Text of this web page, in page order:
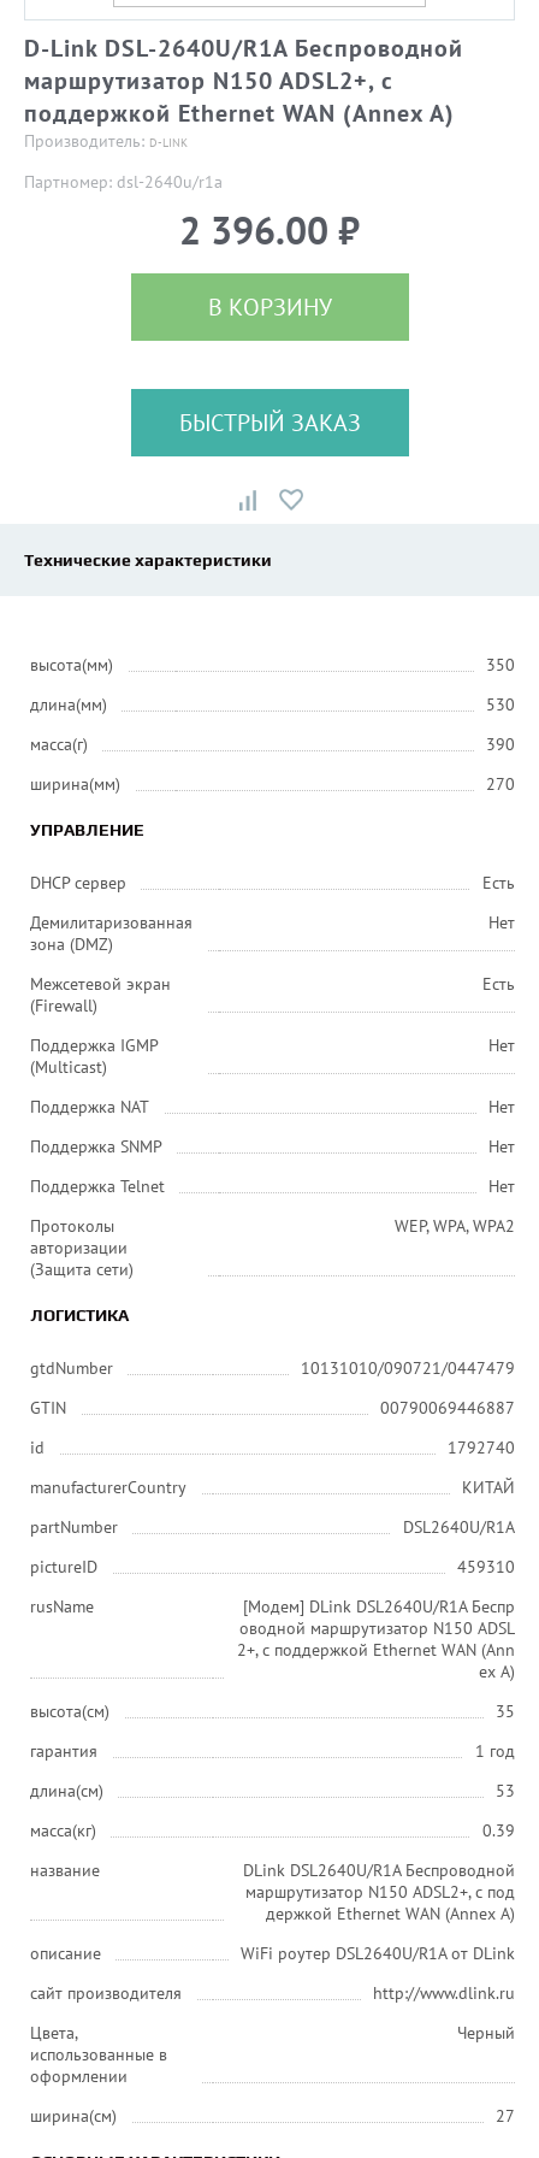
D-Link DSL-2640U/R1A Беспроводной
маршрутизатор N150 ADSL2+, с
поддержкой Ethernet WAN (Annex A)
Производитель: D-LINK
Партномер: dsl-2640u/r1a
2 396.00 ₽
В КОРЗИНУ
БЫСТРЫЙ ЗАКАЗ
Технические характеристики
высота(мм)
350
длина(мм)
530
масса(г)
390
ширина(мм)
270
УПРАВЛЕНИЕ
DHCP сервер
Есть
Демилитаризованная
зона (DMZ)
Нет
Межсетевой экран
(Firewall)
Есть
Поддержка IGMP
(Multicast)
Нет
Поддержка NAT
Нет
Поддержка SNMP
Нет
Поддержка Telnet
Нет
Протоколы
авторизации
(Защита сети)
WEP, WPA, WPA2
ЛОГИСТИКА
gtdNumber
10131010/090721/0447479
GTIN
00790069446887
id
1792740
manufacturerCountry
КИТАЙ
partNumber
DSL2640U/R1A
pictureID
459310
rusName
[Модем] DLink DSL2640U/R1A Беспр
оводной маршрутизатор N150 ADSL
2+, с поддержкой Ethernet WAN (Ann
ex A)
высота(см)
35
гарантия
1 год
длина(см)
53
масса(кг)
0.39
название
DLink DSL2640U/R1A Беспроводной
маршрутизатор N150 ADSL2+, с под
держкой Ethernet WAN (Annex A)
описание
WiFi роутер DSL2640U/R1A от DLink
сайт производителя
http://www.dlink.ru
Цвета,
использованные в
оформлении
Черный
ширина(см) 27